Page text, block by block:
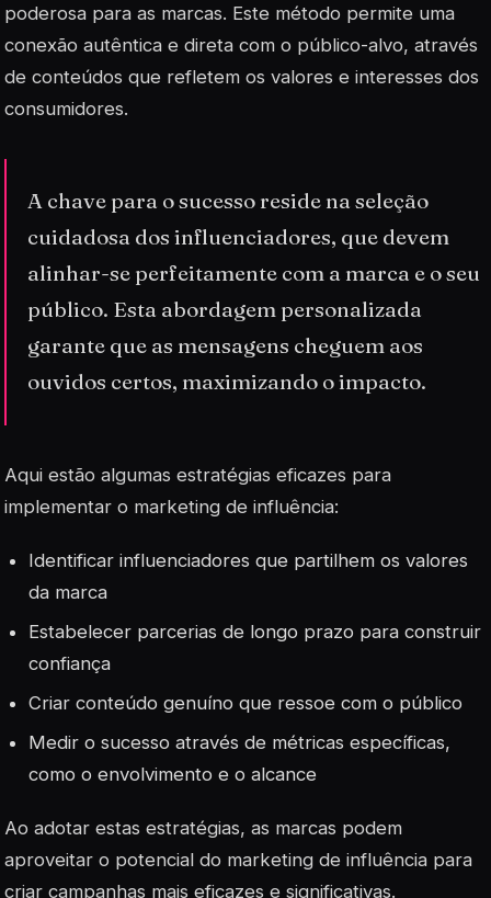
poderosa para as marcas. Este método permite uma
conexão autêntica e direta com o público-alvo, através
de conteúdos que refletem os valores e interesses dos
consumidores.
A chave para o sucesso reside na seleção
cuidadosa dos influenciadores, que devem
alinhar-se perfeitamente com a marca e o seu
público. Esta abordagem personalizada
garante que as mensagens cheguem aos
ouvidos certos, maximizando o impacto.
Aqui estão algumas estratégias eficazes para
implementar o marketing de influência:
Identificar influenciadores que partilhem os valores
da marca
Estabelecer parcerias de longo prazo para construir
confiança
Criar conteúdo genuíno que ressoe com o público
Medir o sucesso através de métricas específicas,
como o envolvimento e o alcance
Ao adotar estas estratégias, as marcas podem
aproveitar o potencial do marketing de influência para
criar campanhas mais eficazes e significativas.